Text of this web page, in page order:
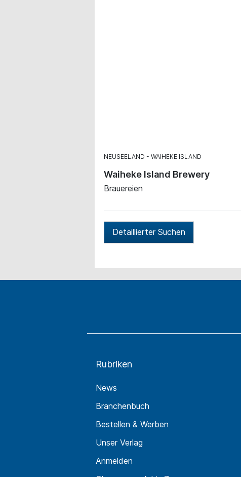
NEUSEELAND WAIHEKE ISLAND
Waiheke Island Brewery
Brauereien
Detaillierter Suchen
Rubriken
News
Branchenbuch
Bestellen & Werben
Unser Verlag
Anmelden